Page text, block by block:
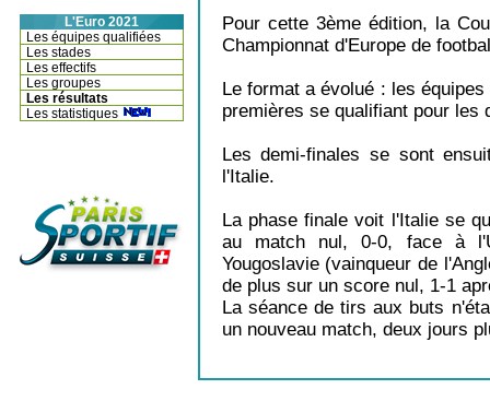
L'Euro 2021
Les équipes qualifiées
Les stades
Les effectifs
Les groupes
Les résultats
Les statistiques
Pour cette 3ème édition, la
Championnat d'Europe de
Le format a évolué : les
premières se qualifiant pour les
Les demi-finales se sont
l'Italie.
La phase finale voit l'Italie se
au match nul, 0-0, face à
Yougoslavie (vainqueur de
de plus sur un score nul, 1-1
La séance de tirs aux buts
un nouveau match, deux jours